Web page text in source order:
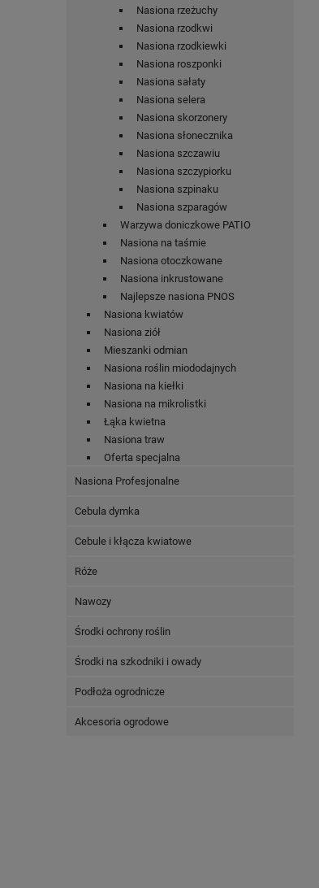
Nasiona rzeżuchy
Nasiona rzodkwi
Nasiona rzodkiewki
Nasiona roszponki
Nasiona sałaty
Nasiona selera
Nasiona skorzonery
Nasiona słonecznika
Nasiona szczawiu
Nasiona szczypiorku
Nasiona szpinaku
Nasiona szparagów
Warzywa doniczkowe PATIO
Nasiona na taśmie
Nasiona otoczkowane
Nasiona inkrustowane
Najlepsze nasiona PNOS
Nasiona kwiatów
Nasiona ziół
Mieszanki odmian
Nasiona roślin miododajnych
Nasiona na kiełki
Nasiona na mikrolistki
Łąka kwietna
Nasiona traw
Oferta specjalna
Nasiona Profesjonalne
Cebula dymka
Cebule i kłącza kwiatowe
Róże
Nawozy
Środki ochrony roślin
Środki na szkodniki i owady
Podłoża ogrodnicze
Akcesoria ogrodowe